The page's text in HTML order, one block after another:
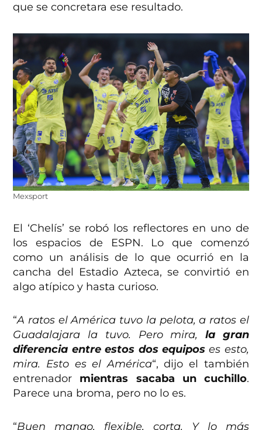
que se concretara ese resultado.
Mexsport
El ‘Chelís’ se robó los reflectores en uno de
los espacios de ESPN. Lo que comenzó
como un análisis de lo que ocurrió en la
cancha del Estadio Azteca, se convirtió en
algo atípico y hasta curioso.
“A ratos el América tuvo la pelota, a ratos el
Guadalajara la tuvo. Pero mira, la gran
diferencia entre estos dos equiposes esto,
mira. Esto es el América“, dijo el también
entrenador mientras sacaba un cuchillo.
Parece una broma, pero no lo es.
“Buen mango, flexible, corta. Y lo más